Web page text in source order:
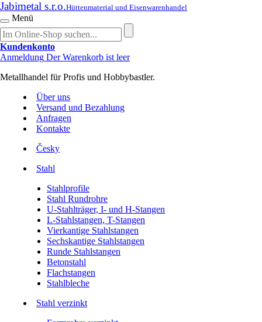
Jabimetal s.r.o.Hüttenmaterial und Eisenwarenhandel
Menü
Kundenkonto
Anmeldung Der Warenkorb ist leer
Metallhandel für Profis und Hobbybastler.
Über uns
Versand und Bezahlung
Anfragen
Kontakte
Česky
Stahl
Stahlprofile
Stahl Rundrohre
U-Stahlträger, I- und H-Stangen
L-Stahlstangen, T-Stangen
Vierkantige Stahlstangen
Sechskantige Stahlstangen
Runde Stahlstangen
Betonstahl
Flachstangen
Stahlbleche
Stahl verzinkt